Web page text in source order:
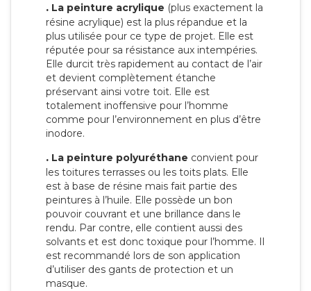
. La peinture acrylique (plus exactement la
résine acrylique) est la plus répandue et la
plus utilisée pour ce type de projet. Elle est
réputée pour sa résistance aux intempéries.
Elle durcit très rapidement au contact de l’air
et devient complètement étanche
préservant ainsi votre toit. Elle est
totalement inoffensive pour l’homme
comme pour l’environnement en plus d’être
inodore.
. La peinture polyuréthane convient pour
les toitures terrasses ou les toits plats. Elle
est à base de résine mais fait partie des
peintures à l’huile. Elle possède un bon
pouvoir couvrant et une brillance dans le
rendu. Par contre, elle contient aussi des
solvants et est donc toxique pour l’homme. Il
est recommandé lors de son application
d’utiliser des gants de protection et un
masque.